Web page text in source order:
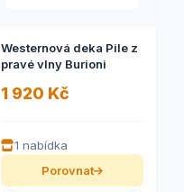
Westernová deka Pile z
pravé vlny Burioni
1 920 Kč
1 nabídka
Porovnat